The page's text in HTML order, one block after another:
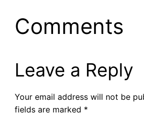
Comments
Leave a Reply
Your email address will not be
fields are marked *